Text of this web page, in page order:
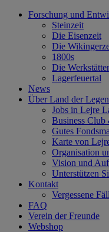
Skip
Forschung und
Steinzeit
Die Eisenzeit
Die
1800s
Die
Lagerfeuertal
News
Über Land der
Jobs in Lejre
Business Club
Gutes
Karte von
Organisation
Vision und
Unterstützen
Kontakt
Vergessene
FAQ
Verein der Freunde
Webshop